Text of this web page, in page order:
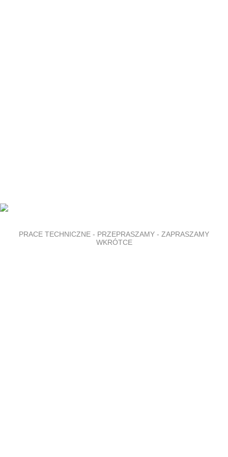
PRACE TECHNICZNE - PRZEPRASZAMY - ZAPRASZAMY
WKRÓTCE